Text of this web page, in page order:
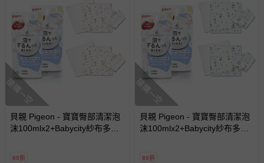
搶購一空
貝親 Pigeon - 寶寶臀部清潔泡
沫100mlx2+Babycity紗布多功
89折
搶購一空
貝親 Pigeon - 寶寶臀部清潔泡
沫100mlx2+Babycity紗布多功
89折